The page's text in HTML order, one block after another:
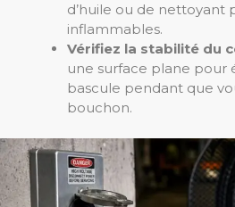
d’huile ou de nettoyant
inflammables.
Vérifiez la stabilité du
une surface plane pour
bascule pendant que
bouchon.